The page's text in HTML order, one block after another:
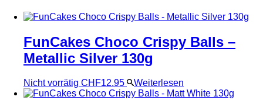
FunCakes Choco Crispy Balls –
Metallic Silver 130g
Nicht vorrätig CHF12.95 Weiterlesen